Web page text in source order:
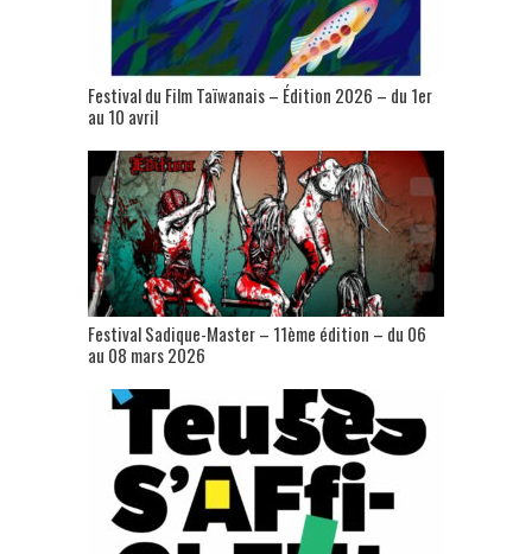
Festival du Film Taïwanais – Édition 2026 – du 1er
au 10 avril
Festival Sadique-Master – 11ème édition – du 06
au 08 mars 2026